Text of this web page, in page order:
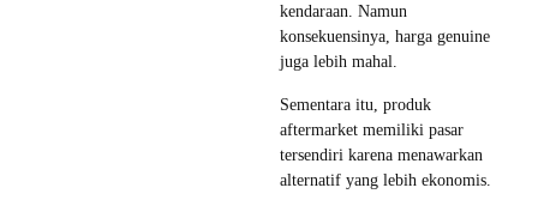
kendaraan. Namun
konsekuensinya, harga genuine
juga lebih mahal.
Sementara itu, produk
aftermarket memiliki pasar
tersendiri karena menawarkan
alternatif yang lebih ekonomis.